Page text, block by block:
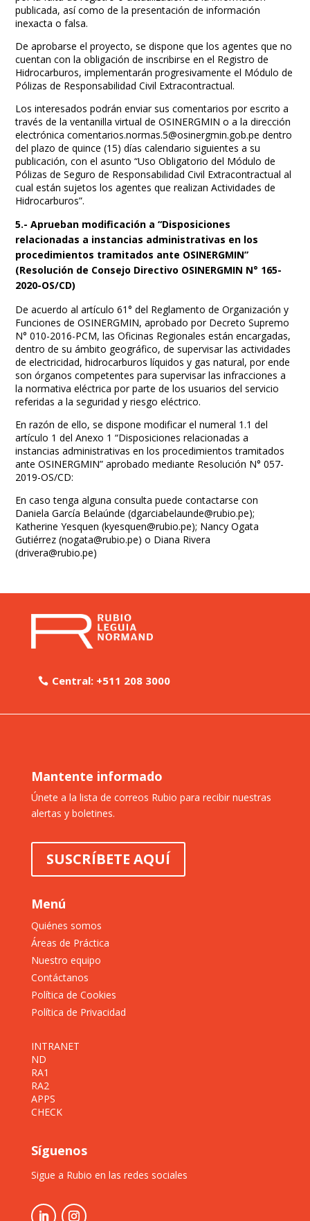
publicada, así como de la presentación de información
inexacta o falsa.
De aprobarse el proyecto, se dispone que los agentes que no
cuentan con la obligación de inscribirse en el Registro de
Hidrocarburos, implementarán progresivamente el Módulo de
Pólizas de Responsabilidad Civil Extracontractual.
Los interesados podrán enviar sus comentarios por escrito a
través de la ventanilla virtual de OSINERGMIN o a la dirección
electrónicacomentarios.normas.5@osinergmin.gob.pe dentro
del plazo de quince (15) días calendario siguientes a su
publicación, con el asunto “Uso Obligatorio del Módulo de
Pólizas de Seguro de Responsabilidad Civil Extracontractual al
cual están sujetos los agentes que realizan Actividades de
Hidrocarburos”.
5.- Aprueban modificación a “Disposiciones
relacionadas a instancias administrativas en los
procedimientos tramitados ante OSINERGMIN”
(Resolución de Consejo Directivo OSINERGMIN N° 165-
2020-OS/CD)
De acuerdo al artículo 61° del Reglamento de Organización y
Funciones de OSINERGMIN, aprobado por Decreto Supremo
N° 010-2016-PCM, las Oficinas Regionales están encargadas,
dentro de su ámbito geográfico, de supervisar las actividades
de electricidad, hidrocarburos líquidos y gas natural, por ende
son órganos competentes para supervisar las infracciones a
la normativa eléctrica por parte de los usuarios del servicio
referidas a la seguridad y riesgo eléctrico.
En razón de ello, se dispone modificar el numeral 1.1 del
artículo 1 del Anexo 1 “Disposiciones relacionadas a
instancias administrativas en los procedimientos tramitados
ante OSINERGMIN” aprobado mediante Resolución N° 057-
2019-OS/CD:
En caso tenga alguna consulta puede contactarse con
Daniela García Belaúnde (dgarciabelaunde@rubio.pe);
Katherine Yesquen (kyesquen@rubio.pe); Nancy Ogata
Gutiérrez (nogata@rubio.pe) o Diana Rivera
(drivera@rubio.pe)
Central: +511 208 3000
Mantente informado
Únete a la lista de correos Rubio para recibir nuestras
alertas y boletines.
SUSCRÍBETE AQUÍ
Menú
Quiénes somos
Áreas de Práctica
Nuestro equipo
Contáctanos
Política de Cookies
Política de Privacidad
INTRANET
ND
RA1
RA2
APPS
CHECK
Síguenos
Sigue a Rubio en las redes sociales